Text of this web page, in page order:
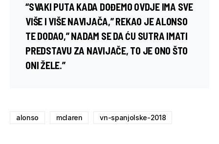
“SVAKI PUTA KADA DOĐEMO OVDJE IMA SVE
VIŠE I VIŠE NAVIJAČA,” REKAO JE ALONSO
TE DODAO,” NADAM SE DA ĆU SUTRA IMATI
PREDSTAVU ZA NAVIJAČE, TO JE ONO ŠTO
ONI ŽELE.”
alonso mclaren vn-spanjolske-2018